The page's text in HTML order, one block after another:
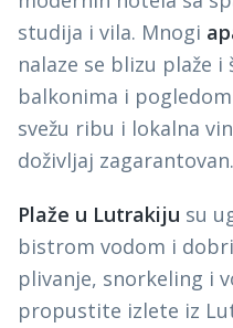
studija i vila. Mnogi
nalaze se blizu plaže
balkonima i
svežu ribu i lokalna
doživljaj zagarantovan.
Plaže u Lutrakiju su
bistrom vodom i
plivanje, snorkeling i
propustite izlete iz